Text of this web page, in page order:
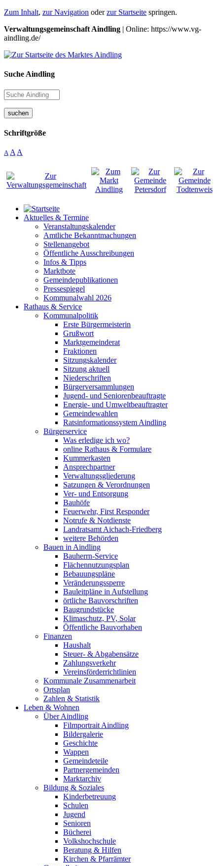
Zum Inhalt, zur Navigation oderzur Startseite springen.
Verwaltungsgemeinschaft Aindling | Online: https://www.vg-
aindling.de/
Suche Aindling
suchen
Schriftgröße
A A A
Aktuelles & Termine
Veranstaltungskalender
Amtliche Bekanntmachungen
Stellenangebot
Öffentliche Ausschreibungen
Infos & Tipps
Marktbote
Gemeindepublikationen
Pressespiegel
Kommunalwahl 2026
Rathaus & Service
Kommunalpolitik
Erste Bürgermeisterin
Grußwort
Marktgemeinderat
Fraktionen
Sitzungskalender
Sitzung aktuell
Niederschriften
Bürgerversammlungen
Jugend- und Seniorenbeauftragte
Energie- und Umweltbeauftragter
Gemeindewahlen
Ratsinformationssystem Aindling
Bürgerservice
Was erledige ich wo?
online Rathaus & Formulare
Kummerkasten
Ansprechpartner
Verwaltungsgliederung
Satzungen & Verordnungen
Ver- und Entsorgung
Bauhöfe
Feuerwehr, First Responder
Notrufe & Notdienste
Landratsamt Aichach-Friedberg
weitere Behörden
Bauen in Aindling
Bauherrn-Service
Flächennutzungsplan
Bebauungspläne
Veränderungssperre
Bauleitpläne in Aufstellung
örtliche Bauvorschriften
Baugrundstücke
Klimaschutz, PV, Solar
Öffentliche Bauvorhaben
Finanzen
Haushalt
Steuer- & Abgabensätze
Zahlungsverkehr
Vereinsförderrichtlinien
Kommunale Zusammenarbeit
Ortsplan
Zahlen & Statistik
Leben & Wohnen
Über Aindling
Filmportrait Aindling
Bildergalerie
Geschichte
Wappen
Gemeindeteile
Partnergemeinden
Marktarchiv
Bildung & Soziales
Kinderbetreuung
Schulen
Jugend
Senioren
Bücherei
Volkshochschule
Beratung & Hilfen
Kirchen & Pfarrämter